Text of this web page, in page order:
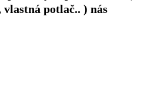
potlač.. ) nás